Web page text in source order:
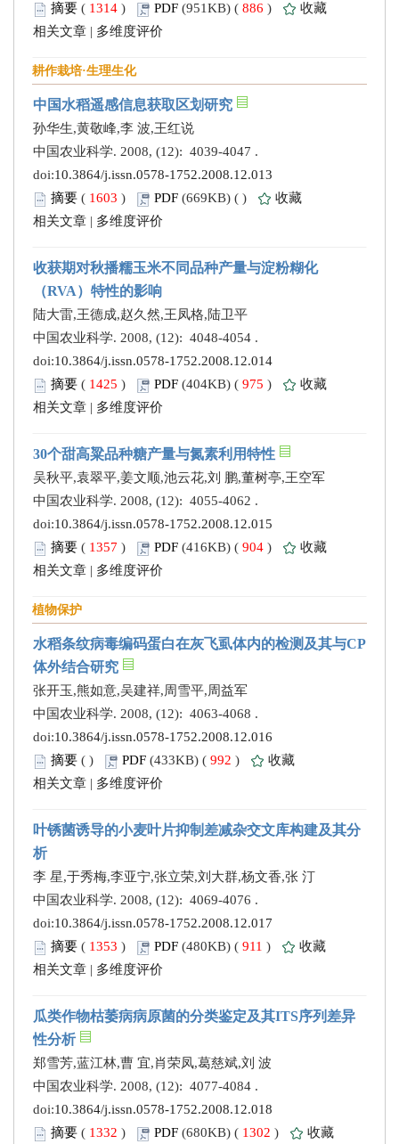
摘要 ( 1314 ) PDF (951KB) ( 886 )
收藏
相关文章 | 多维度评价
耕作栽培·生理生化
中国水稻遥感信息获取区划研究
孙华生,黄敬峰,李 波,王红说
中国农业科学. 2008, (12): 4039-4047 .
doi:10.3864/j.issn.0578-1752.2008.12.013
摘要 ( 1603 ) PDF (669KB) ( )
收藏
相关文章 | 多维度评价
收获期对秋播糯玉米不同品种产量与淀粉糊化
（RVA）特性的影响
陆大雷,王德成,赵久然,王凤格,陆卫平
中国农业科学. 2008, (12): 4048-4054 .
doi:10.3864/j.issn.0578-1752.2008.12.014
摘要 ( 1425 ) PDF (404KB) ( 975 )
收藏
相关文章 | 多维度评价
30个甜高粱品种糖产量与氮素利用特性
吴秋平,袁翠平,姜文顺,池云花,刘 鹏,董树亭,王空军
中国农业科学. 2008, (12): 4055-4062 .
doi:10.3864/j.issn.0578-1752.2008.12.015
摘要 ( 1357 ) PDF (416KB) ( 904 )
收藏
相关文章 | 多维度评价
植物保护
水稻条纹病毒编码蛋白在灰飞虱体内的检测及其与CP
体外结合研究
张开玉,熊如意,吴建祥,周雪平,周益军
中国农业科学. 2008, (12): 4063-4068 .
doi:10.3864/j.issn.0578-1752.2008.12.016
摘要 ( ) PDF (433KB) ( 992 )
收藏
相关文章 | 多维度评价
叶锈菌诱导的小麦叶片抑制差减杂交文库构建及其分
析
李 星,于秀梅,李亚宁,张立荣,刘大群,杨文香,张 汀
中国农业科学. 2008, (12): 4069-4076 .
doi:10.3864/j.issn.0578-1752.2008.12.017
摘要 ( 1353 ) PDF (480KB) ( 911 )
收藏
相关文章 | 多维度评价
瓜类作物枯萎病病原菌的分类鉴定及其ITS序列差异
性分析
郑雪芳,蓝江林,曹 宜,肖荣凤,葛慈斌,刘 波
中国农业科学. 2008, (12): 4077-4084 .
doi:10.3864/j.issn.0578-1752.2008.12.018
摘要 ( 1332 ) PDF (680KB) ( 1302 )
收藏